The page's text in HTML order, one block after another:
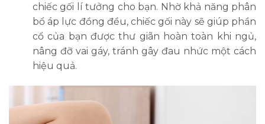
chiếc gối lí tưởng cho bạn. Nhờ khả năng phân
bổ áp lực đồng đều, chiếc gối này sẽ giúp phần
cổ của bạn được thư giãn hoàn toàn khi ngủ,
nâng đỡ vai gáy, tránh gây đau nhức một cách
hiệu quả.